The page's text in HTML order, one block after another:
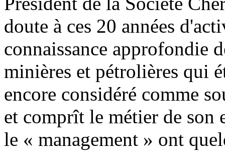
doute à ces 20 années
connaissance approfondie
minières et pétrolières qui
encore considéré comme
et comprît le métier de son
le « management » ont